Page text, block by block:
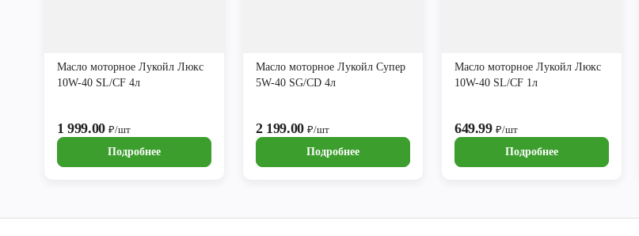
Масло моторное Лукойл Люкс
10W-40 SL/CF 4л
1 999.00₽/шт
Подробнее
Масло моторное Лукойл Супер
5W-40 SG/CD 4л
2 199.00₽/шт
Подробнее
Масло моторное Лукойл Люкс
10W-40 SL/CF 1л
649.99₽/шт
Подробнее